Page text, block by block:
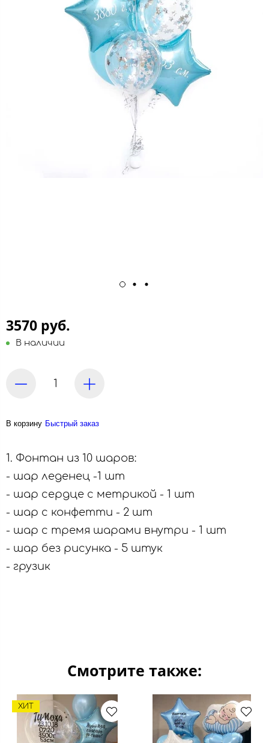
3570 руб.
В наличии
В корзину Быстрый заказ
1. Фонтан из 10 шаров:
- шар леденец -1 шт
- шар сердце с метрикой - 1 шт
- шар с конфетти - 2 шт
- шар с тремя шарами внутри - 1 шт
- шар без рисунка - 5 штук
- грузик
Смотрите также:
ХИТ